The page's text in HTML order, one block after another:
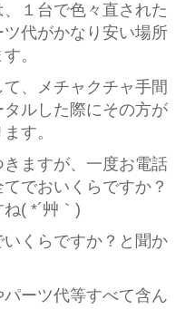
１台で色々直された
代がかなり安い場所
。
、メチャクチャ手間
ルした際にその方が
ます。
ますが、一度お電話
でおいくらですか？
( *´艸｀)
くらですか？と聞か
ーツ代等すべて含ん